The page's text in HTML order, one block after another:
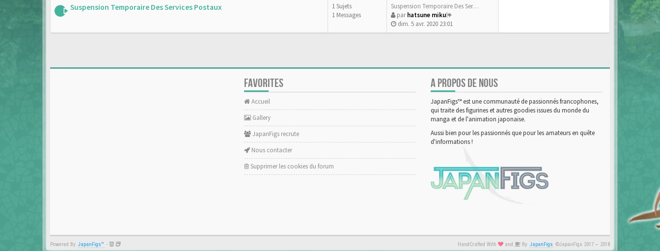
Suspension Temporaire Des Services Postaux
1 Sujets
1 Messages
Suspension Temporaire Des Ser…
parhatsune miku
dim. 5 avr. 2020 23:01
FAVORITES
Accueil
Gallery
JapanFigs recrute
Nous contacter
Supprimer les cookies du forum
A PROPOS DE NOUS
JapanFigs™ est une communauté de passionnés francophones,
qui traite des figurines et autres goodies issues du monde du
manga et de l'animation japonaise.
Aussi bien pour les passionnés que pour les amateurs en quête
d'informations !
Powered By JapanFigs™ - HandCrafted With and By JapanFigs ©JapanFigs 2017 ~ 2018